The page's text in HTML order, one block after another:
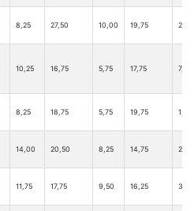
8,25 27,50 10,00 19,75 2,50
10,25 16,75 5,75 17,75 7,25
8,25 18,75 5,75 19,75 1,50
14,00 20,50 8,25 14,75 2,25
11,75 17,75 9,50 16,25 3,75